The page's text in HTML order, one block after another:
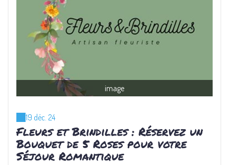
image
19 déc. 24
Fleurs et Brindilles : Réservez un
Bouquet de 5 Roses pour votre
Séjour Romantique